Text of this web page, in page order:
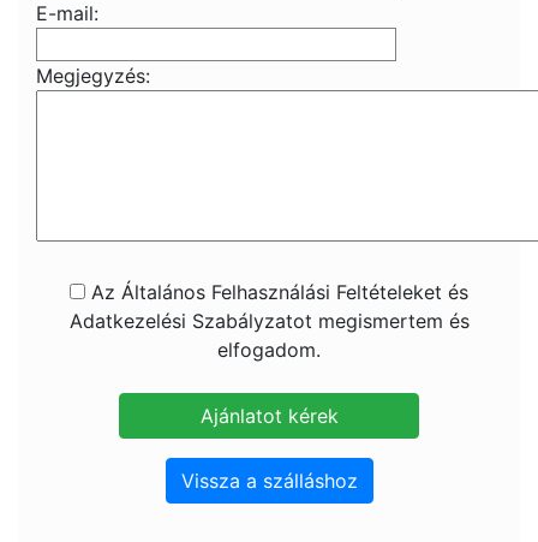
E-mail:
Megjegyzés:
Az Általános Felhasználási Feltételeket és
Adatkezelési Szabályzatot megismertem és
elfogadom.
Vissza a szálláshoz